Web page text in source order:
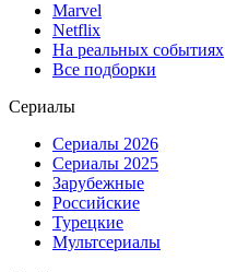
Marvel
Netflix
На реальных событиях
Все подборки
Сериалы
Сериалы 2026
Сериалы 2025
Зарубежные
Российские
Турецкие
Мультсериалы